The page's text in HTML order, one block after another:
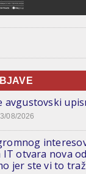
avgustovski
08/2026
IT otvara nova
jer ste vi to